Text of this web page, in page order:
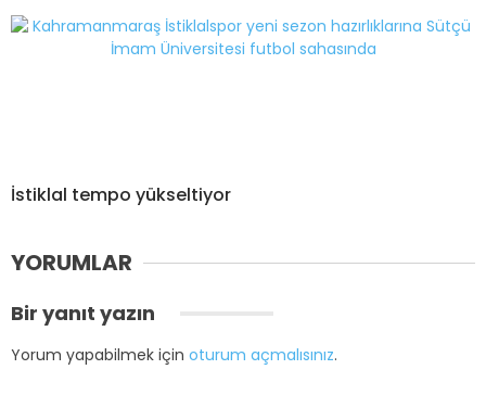
İstiklal tempo yükseltiyor
YORUMLAR
Bir yanıt yazın
Yorum yapabilmek için oturum açmalısınız.